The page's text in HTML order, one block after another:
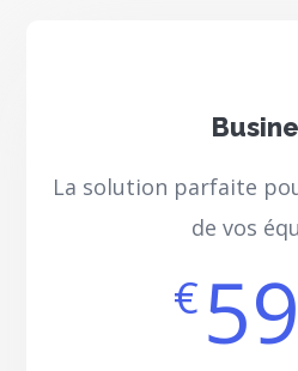
La solution parfaite
de vos
€59